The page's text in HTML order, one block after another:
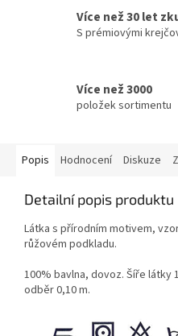
Více než 30 let
S prémiovými
Více než 3000
položek sortimentu
Popis Hodnocení Diskuze
Detailní popis produktu
Látka s přírodním motivem,
růžovém podkladu.
100% bavlna, dovoz. Šíře látky
odběr 0,10 m.